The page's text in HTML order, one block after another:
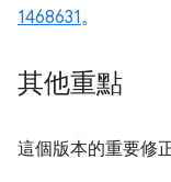
1468631。
其他重點
這個版本的重要修